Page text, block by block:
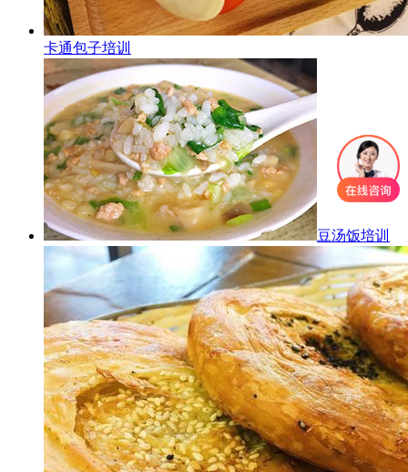
卡通包子培训
豆汤饭培训